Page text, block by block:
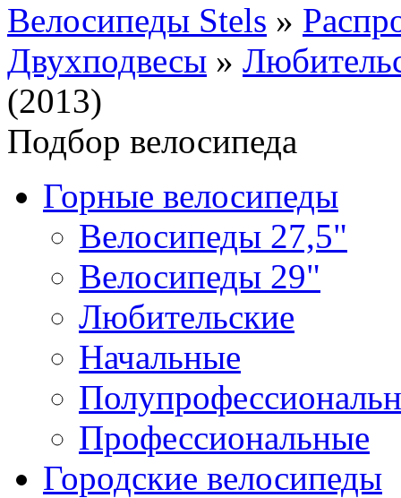
Велосипеды Stels »
Двухподвесы »
(2013)
Подбор велосипеда
Горные велосипеды
Велосипеды 27,5"
Велосипеды 29"
Любительские
Начальные
Профессиональные
Городские велосипеды